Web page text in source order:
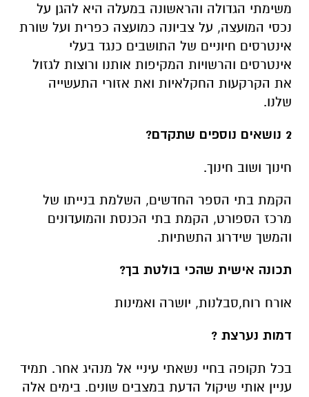
משימתי הגדולה והראשונה במעלה היא להגן על
נכסי המועצה, על צביונה כמועצה כפרית ועל שורת
אינטרסים חיוניים של התושבים כנגד בעלי
אינטרסים והרשויות המקיפות אותנו ורוצות לגזול
את הקרקעות החקלאיות ואת אזורי התעשייה
שלנו.
2 נושאים נוספים שתקדם?
חינוך ושוב חינוך.
הקמת בתי הספר החדשים, השלמת בנייתו של
מרכז הספורט, הקמת בתי הכנסת והמועדונים
והמשך שידרוג התשתיות.
תכונה אישית שהכי בולטת בך?
אורח רוח,סבלנות, יושרה ואמינות
דמות נערצת ?
בכל תקופה בחיי נשאתי עיניי אל מנהיג אחר. תמיד
עניין אותי שיקול הדעת במצבים שונים. בימים אלה